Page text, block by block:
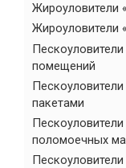
Жироуловители
Жироуловители
помещений
пакетами
поломоечных